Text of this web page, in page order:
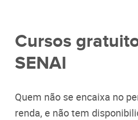
Cursos
SENAI
Quem não se encaixa no
renda, e não tem